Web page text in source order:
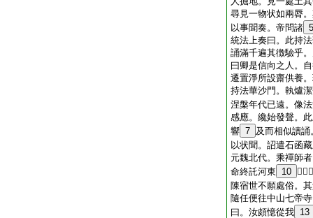
尋見一物状如兩脣
以事聞奏。帝問諸 5
統法上奏曰。此持
誦滿千遍其徴驗乎
曰卿是信向之人。
遷置淨所設齋供養
持法華沙門。執爐
涅槃年代已遠。像
感應。纔始發聲。
響 7 及而相似讀
以状聞。詔遣石函
元魏北代。乘禪師
命終託河東
10
𦵮氏
陳宿世不願處俗。
隨任便往中山七帝
曰。汝頗憶從我 13